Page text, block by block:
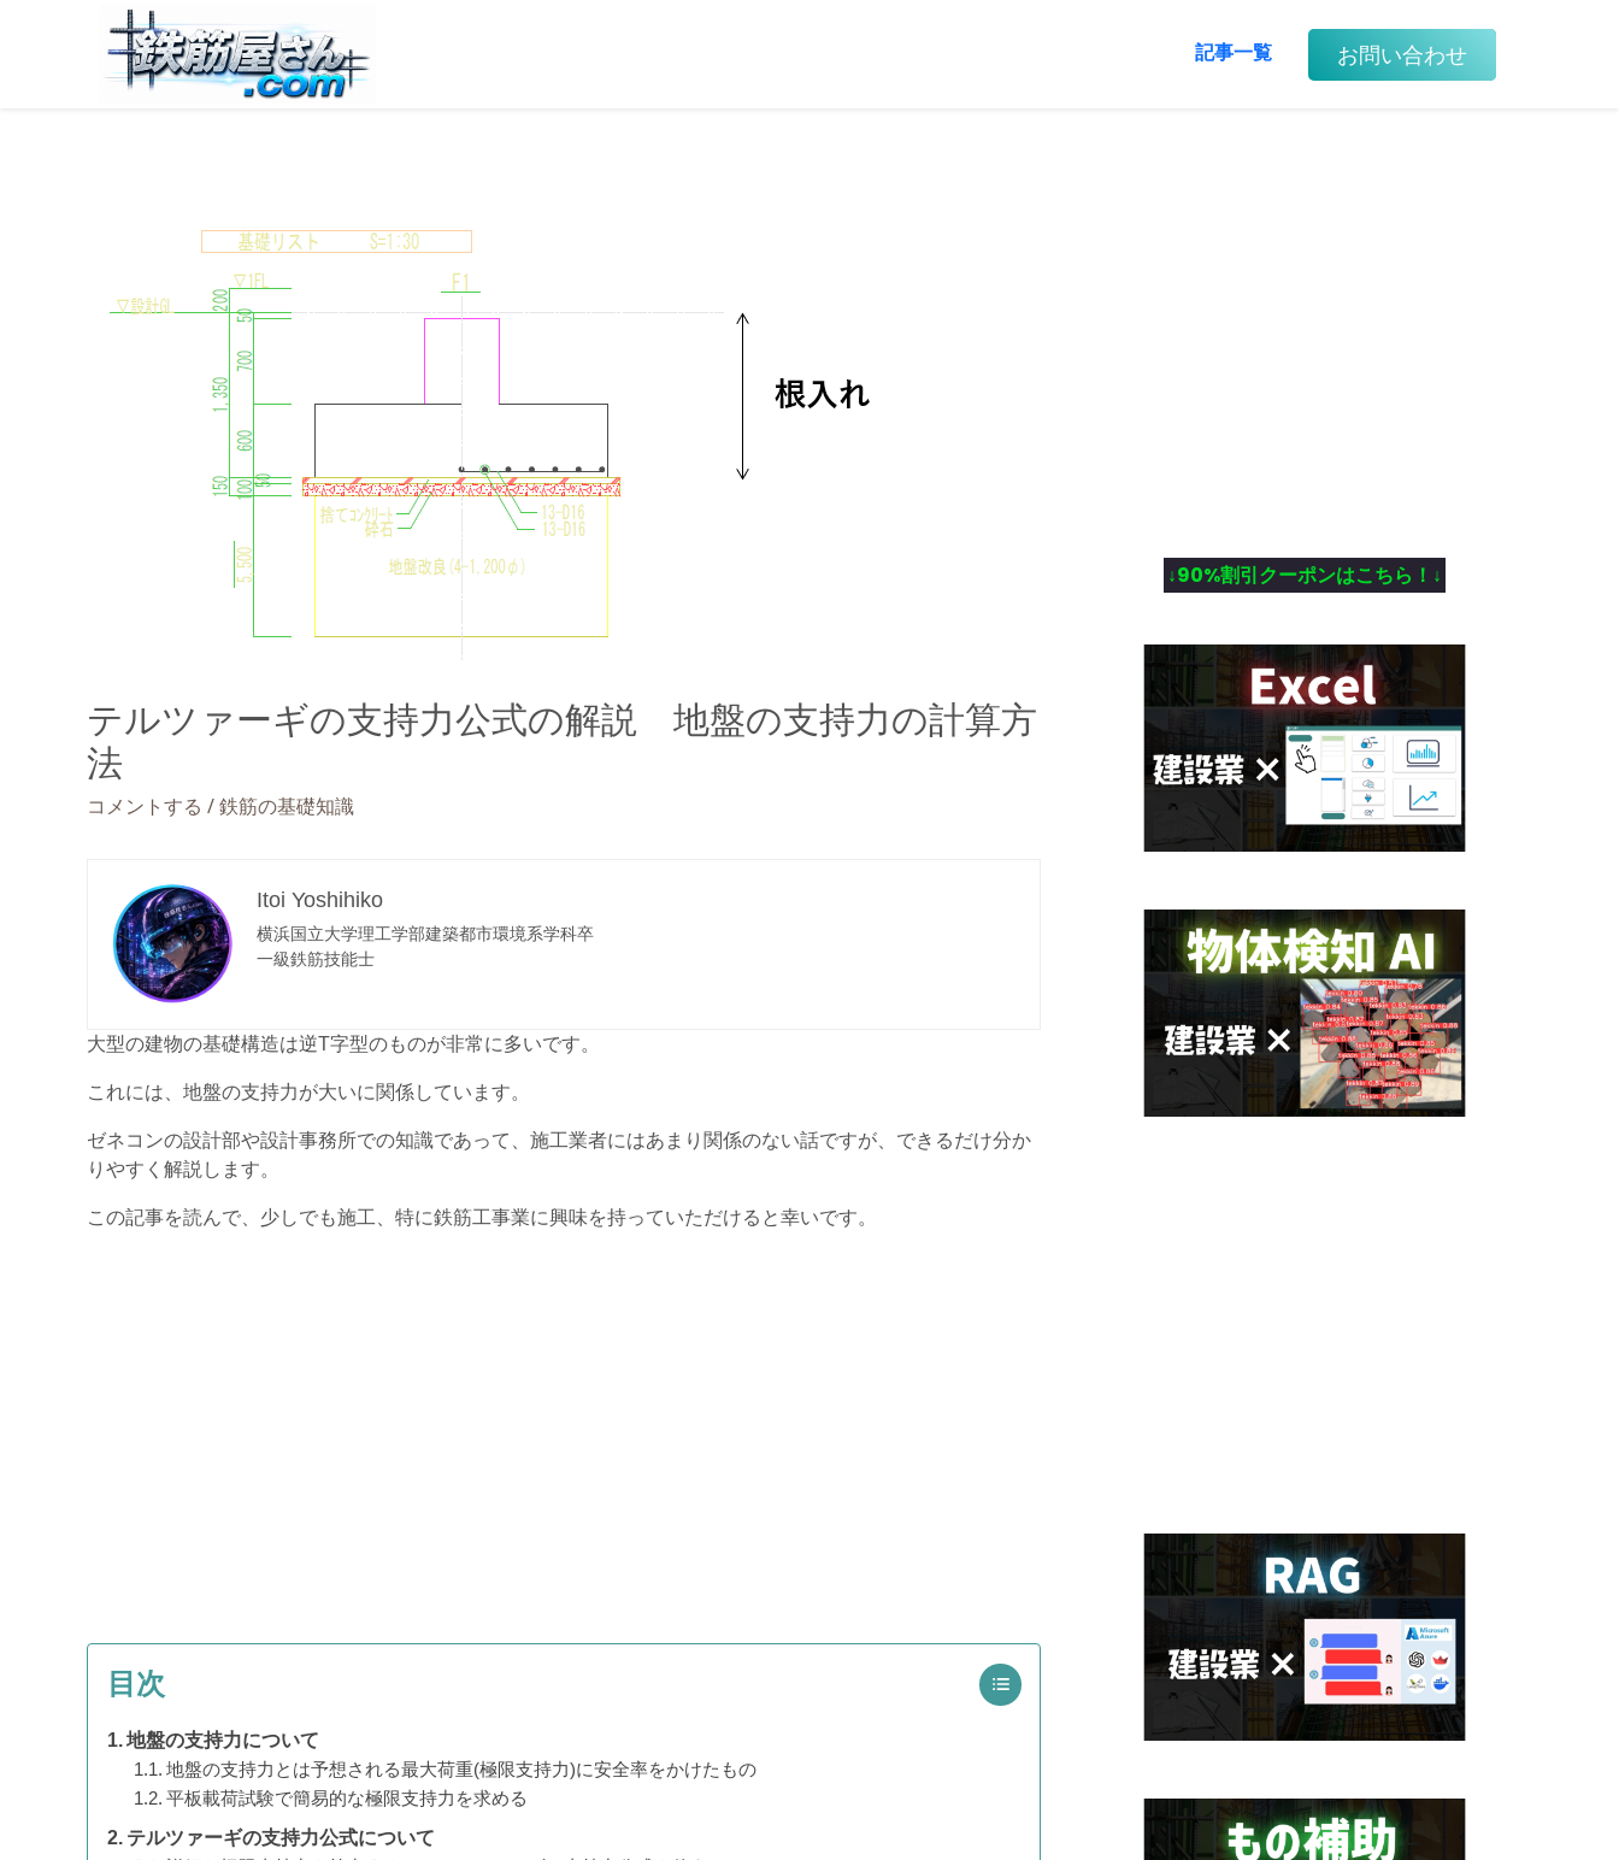
記事一覧 お問い合わせ
テルツァーギの支持力公式の解説 地盤の支持力の計算方
法
コメントする / 鉄筋の基礎知識
Itoi Yoshihiko
横浜国立大学理工学部建築都市環境系学科卒
一級鉄筋技能士
大型の建物の基礎構造は逆T字型のものが非常に多いです。
これには、地盤の支持力が大いに関係しています。
ゼネコンの設計部や設計事務所での知識であって、施工業者にはあまり関係のない話ですが、できるだけ分か
りやすく解説します。
この記事を読んで、少しでも施工、特に鉄筋工事業に興味を持っていただけると幸いです。
目次
地盤の支持力について
地盤の支持力とは予想される最大荷重(極限支持力)に安全率をかけたもの
平板載荷試験で簡易的な極限支持力を求める
テルツァーギの支持力公式について
↓90%割引クーポンはこちら！↓